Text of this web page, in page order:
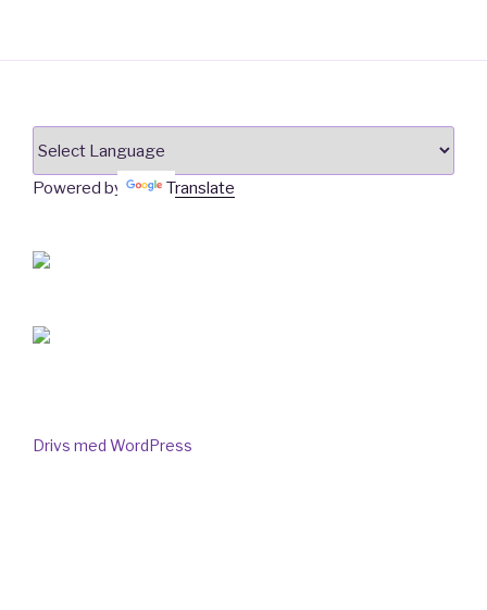
Powered by Translate
Drivs med WordPress